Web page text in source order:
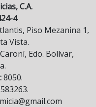
C.A.
4
Piso Mezanina 1,
Vista.
Edo. Bolívar,
8050.